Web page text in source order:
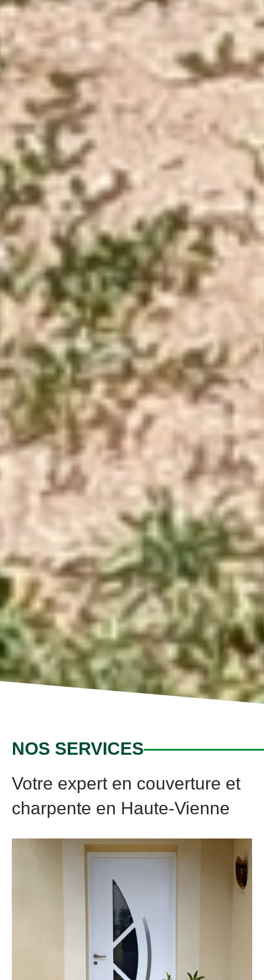
NOS SERVICES
Votre expert en couverture et
charpente en Haute-Vienne